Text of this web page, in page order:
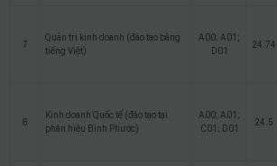
7
Quản trị kinh doanh (đào tạo bằng
tiếng Việt)
A00; A01;
D01
24.74
8
Kinh doanh Quốc tế (đào tạo tại
phân hiệu Bình Phước)
A00; A01;
C01; D01
24.5